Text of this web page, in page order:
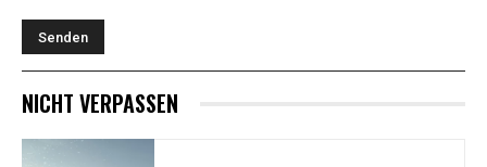
NICHT VERPASSEN